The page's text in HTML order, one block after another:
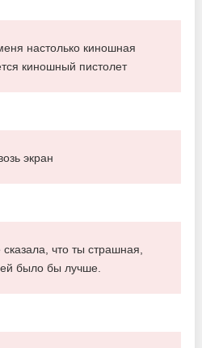
настолько киношная
киношный пистолет
экран
что ты страшная,
было бы лучше.